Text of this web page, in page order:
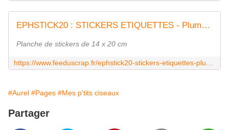
EPHSTICK20 : STICKERS ETIQUETTES - Plume Fée du Scrap
Planche de stickers de 14 x 20 cm
#Aurel #Pages #Mes p'tits ciseaux
Partager